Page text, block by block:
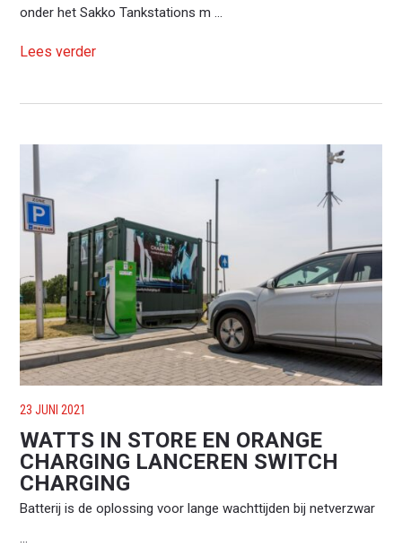
onder het Sakko Tankstations m ...
Lees verder
23 JUNI 2021
WATTS IN STORE EN ORANGE
CHARGING LANCEREN SWITCH
CHARGING
Batterij is de oplossing voor lange wachttijden bij netverzwar
...